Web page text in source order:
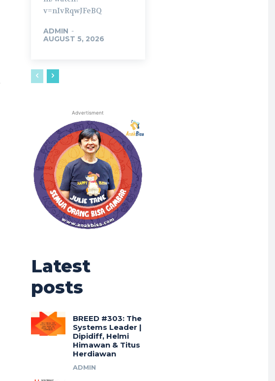
v=nIvRqwJFeBQ
ADMIN -
AUGUST 5, 2026
Advertisment
Latest
posts
BREED #303: The
Systems Leader |
Dipidiff, Helmi
Himawan & Titus
Herdiawan
ADMIN